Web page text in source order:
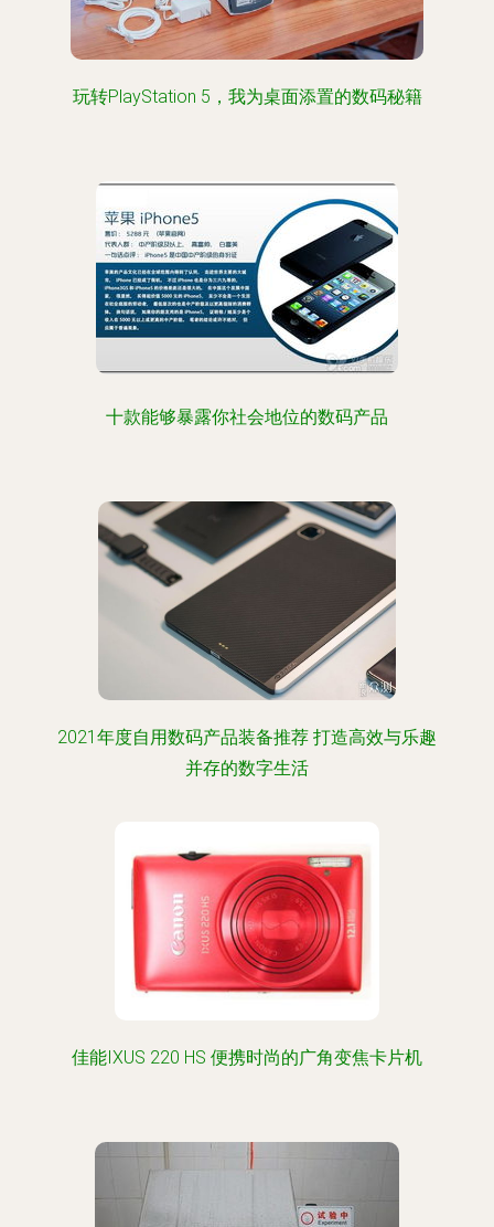
玩转PlayStation 5，我为桌面添置的数码秘籍
十款能够暴露你社会地位的数码产品
2021年度自用数码产品装备推荐 打造高效与乐趣
并存的数字生活
佳能IXUS 220 HS 便携时尚的广角变焦卡片机